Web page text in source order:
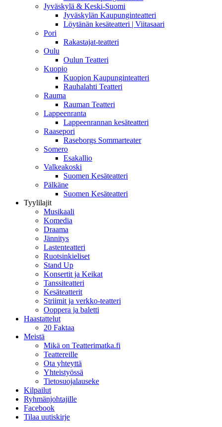
Jyväskylä & Keski-Suomi
Jyväskylän Kaupunginteatteri
Löytänän kesäteatteri | Viitasaari
Pori
Rakastajat-teatteri
Oulu
Oulun Teatteri
Kuopio
Kuopion Kaupunginteatteri
Rauhalahti Teatteri
Rauma
Rauman Teatteri
Lappeenranta
Lappeenrannan kesäteatteri
Raasepori
Raseborgs Sommarteater
Somero
Esakallio
Valkeakoski
Suomen Kesäteatteri
Pälkäne
Suomen Kesäteatteri
Tyylilajit
Musikaali
Komedia
Draama
Jännitys
Lastenteatteri
Ruotsinkieliset
Stand Up
Konsertit ja Keikat
Tanssiteatteri
Kesäteatterit
Striimit ja verkko-teatteri
Ooppera ja baletti
Haastattelut
20 Faktaa
Meistä
Mikä on Teatterimatka.fi
Teattereille
Ota yhteyttä
Yhteistyössä
Tietosuojalauseke
Kilpailut
Ryhmänjohtajille
Facebook
Tilaa uutiskirje